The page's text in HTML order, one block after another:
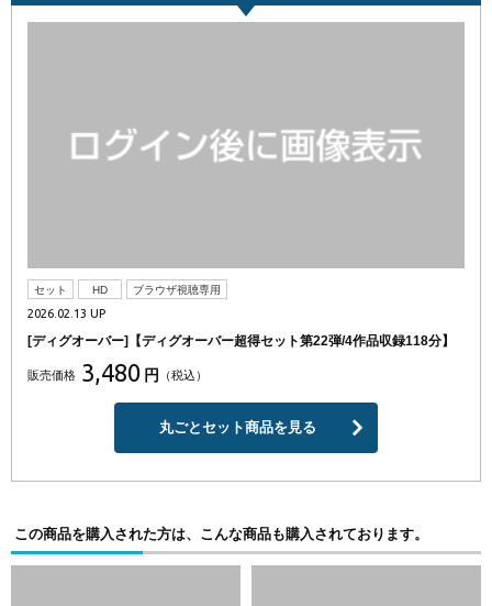
セット HD ブラウザ視聴専用
2026.02.13 UP
[ディグオーバー]【ディグオーバー超得セット第22弾/4作品収録118分】
販売価格 3,480 円 （税込）
丸ごとセット商品を見る
この商品を購入された方は、こんな商品も購入されております。